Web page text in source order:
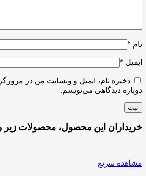
نام *
ایمیل *
ذخیره نام، ایمیل و وبسایت من در
دوباره دیدگاهی می‌نویسم.
خریداران این محصول، محصولات زیر
مشاهده سریع